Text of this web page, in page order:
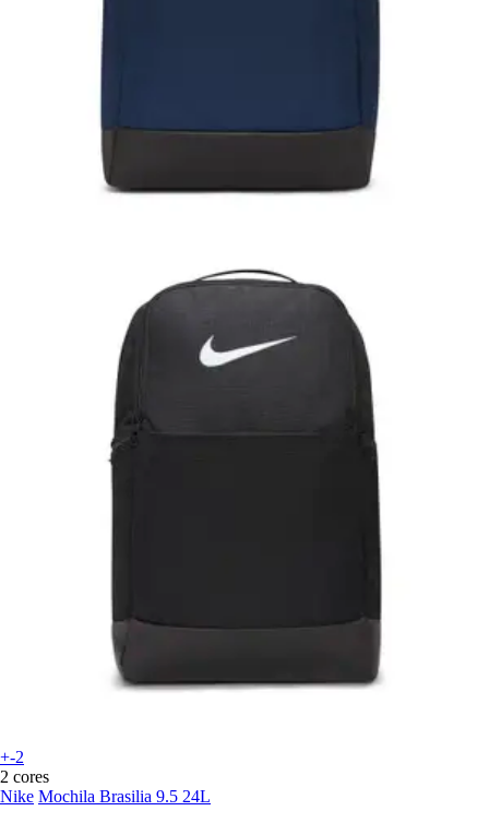
+-2
2 cores
Nike Mochila Brasilia 9.5 24L